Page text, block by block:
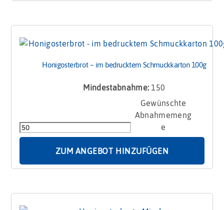
Honigosterbrot – im bedrucktem Schmuckkarton 100g
Mindestabnahme: 150
im
bedrucktem
Schmuckkarton
100g
ZUM ANGEBOT HINZUFÜGEN